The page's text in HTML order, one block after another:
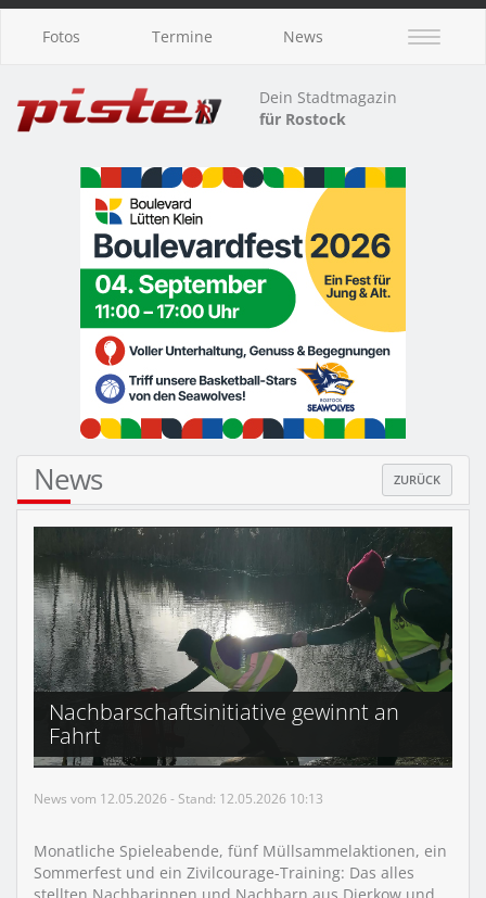
Fotos Termine News
Dein Stadtmagazin
für Rostock
News ZURÜCK
Nachbarschaftsinitiative gewinnt an
Fahrt
News vom 12.05.2026 - Stand: 12.05.2026 10:13
Monatliche Spieleabende, fünf Müllsammelaktionen, ein
Sommerfest und ein Zivilcourage-Training: Das alles
stellten Nachbarinnen und Nachbarn aus Dierkow und